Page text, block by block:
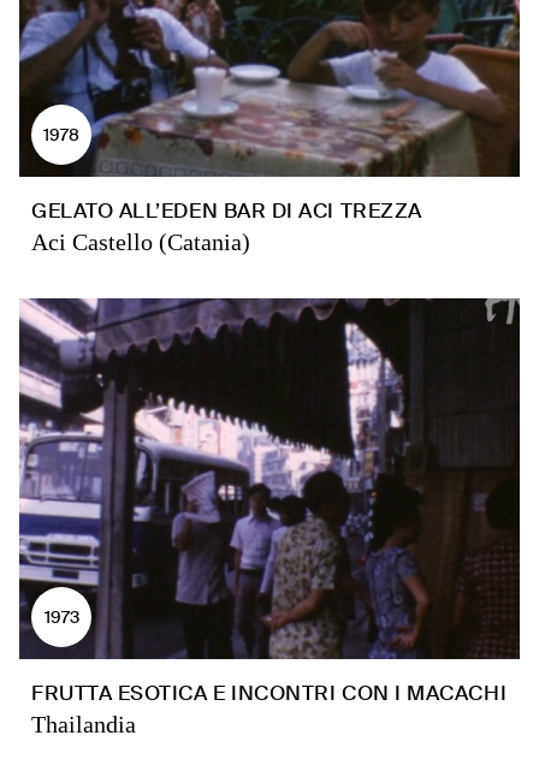
1978
GELATO ALL’EDEN BAR DI ACI TREZZA
Aci Castello (Catania)
1973
FRUTTA ESOTICA E INCONTRI CON I MACACHI
Thailandia